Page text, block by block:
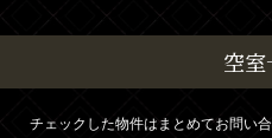
空
チェックした物件はまとめてお問い